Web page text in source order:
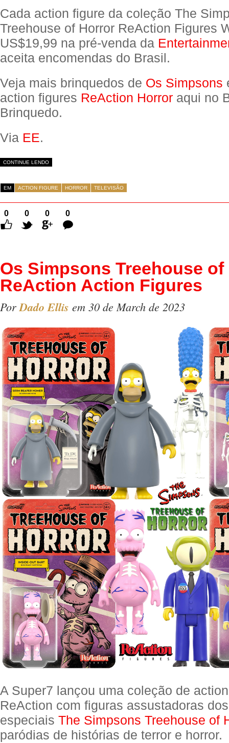
Cada action figure da coleção The
Treehouse of Horror ReAction Figures
US$19,99 na pré-venda da
aceita encomendas do Brasil.
Veja mais brinquedos de Os Simpsons
action figures ReAction Horror aqui no
Brinquedo.
Via EE.
CONTINUE LENDO
EM ACTION FIGURE HORROR TELEVISÃO
0 0 0
0
Comentários
Os Simpsons Treehouse
ReAction Action Figures
PorDado Ellis em 30 de March de 2023
A Super7 lançou uma coleção de
ReAction com figuras assustadoras
especiais The Simpsons Treehouse of
paródias de histórias de terror e horror.